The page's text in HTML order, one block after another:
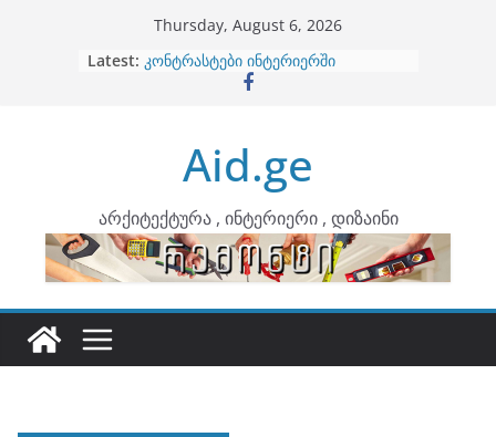
Thursday, August 6, 2026
Latest: ბინების გაერთიანება
კონტრასტები ინტერიერში
ინტერიერის დიზიანი
არტემიდი წარმოგიდგენთ
Aid.ge
არქიტექტურა , ინტერიერი , დიზაინი